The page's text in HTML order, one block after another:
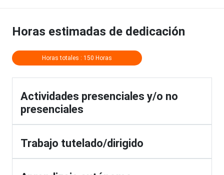
Horas estimadas de dedicación
Horas totales : 150 Horas
Actividades presenciales y/o no
presenciales
Trabajo tutelado/dirigido